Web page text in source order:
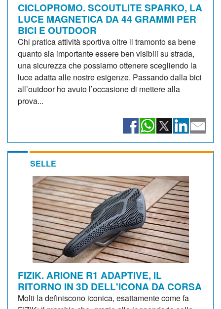
CICLOPROMO. SCOUTLITE SPARKO, LA
LUCE MAGNETICA DA 44 GRAMMI PER
BICI E OUTDOOR
Chi pratica attività sportiva oltre il tramonto sa bene
quanto sia importante essere ben visibili su strada,
una sicurezza che possiamo ottenere scegliendo la
luce adatta alle nostre esigenze. Passando dalla bici
all’outdoor ho avuto l’occasione di mettere alla
prova...
SELLE
FIZIK. ARIONE R1 ADAPTIVE, IL
RITORNO IN 3D DELL'ICONA DA CORSA
Molti la definiscono iconica, esattamente come fa